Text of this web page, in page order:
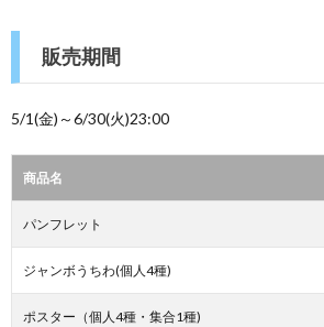
販売期間
5/1(金)～6/30(火)23:00
商品名
パンフレット
ジャンボうちわ(個人4種)
ポスター（個人4種・集合1種)